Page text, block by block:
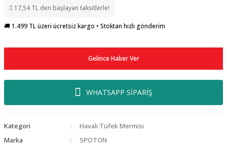
17,54 TL den başlayan taksitlerle!
🚚 1.499 TL üzeri ücretsiz kargo • Stoktan hızlı gönderim
Gelince Haber Ver
WHATSAPP SİPARİŞ
Kategori
Havalı Tüfek Mermisi
Marka
SPOTON